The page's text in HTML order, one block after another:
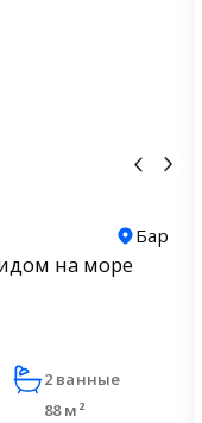
Бар
на море
2 ванные
88 м²